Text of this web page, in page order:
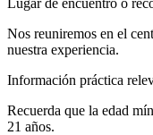
Nos reuniremos en el
nuestra experiencia.
Información práctica
Recuerda que la edad
21 años.